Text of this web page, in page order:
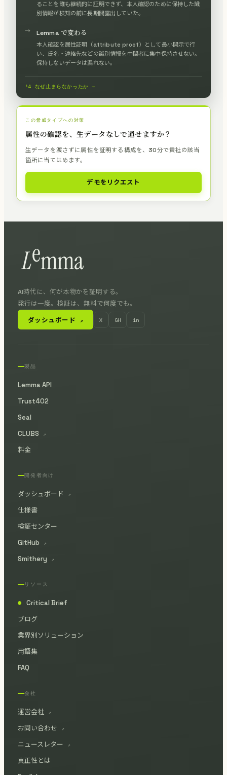
ることを誰も継続的に証明できず、本人確認のために保持した識
別情報が検知の前に長期間露出していた。
→ Lemma で変わる
本人確認を属性証明（attribute proof）として最小開示で行
い、氏名・連絡先などの識別情報を中間者に集中保持させない。
保持しないデータは漏れない。
§4 なぜ止まらなかったか →
この脅威タイプへの対策
属性の確認を、生データなしで通せますか？
生データを渡さずに属性を証明する構成を、30分で貴社の該当
箇所に当てはめます。
デモをリクエスト
AI時代に、何が本物かを証明する。
発行は一度。検証は、無料で何度でも。
ダッシュボード ↗ X GH in
製品
Lemma API
Trust402
Seal
CLUBS
↗
料金
開発者向け
ダッシュボード ↗
仕様書
検証センター
GitHub
↗
Smithery ↗
リソース
●
Critical Brief
ブログ
業界別ソリューション
用語集
FAQ
会社
運営会社 ↗
お問い合わせ ↗
ニュースレター ↗
真正性とは